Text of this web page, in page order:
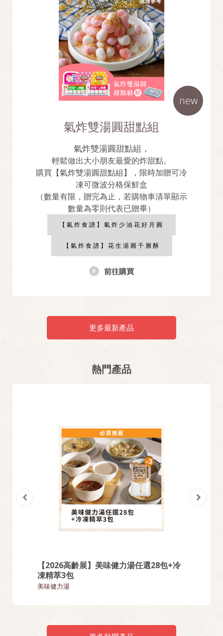
氣炸雙湯圓甜點組
氣炸雙湯圓甜點組，
輕鬆做出大小朋友最愛的炸甜點。
購買【氣炸雙湯圓甜點組】，限時加贈可冷
凍可微波分格保鮮盒
（數量有限，贈完為止，若購物車清單顯示
數量為零則代表已贈畢）
【氣炸食譜】氣炸少油花好月圓
【氣炸食譜】花生湯圓千層酥
前往購買
new
更多最新產品
熱門產品
【2026高齡展】美味健力湯任選28包+冷
凍精萃3包
美味健力湯